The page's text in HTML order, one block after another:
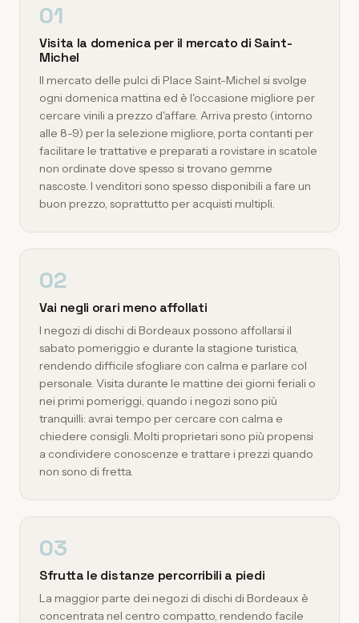
01
Visita la domenica per il mercato di Saint-
Michel
Il mercato delle pulci di Place Saint-Michel si svolge
ogni domenica mattina ed è l'occasione migliore per
cercare vinili a prezzo d'affare. Arriva presto (intorno
alle 8-9) per la selezione migliore, porta contanti per
facilitare le trattative e preparati a rovistare in scatole
non ordinate dove spesso si trovano gemme
nascoste. I venditori sono spesso disponibili a fare un
buon prezzo, soprattutto per acquisti multipli.
02
Vai negli orari meno affollati
I negozi di dischi di Bordeaux possono affollarsi il
sabato pomeriggio e durante la stagione turistica,
rendendo difficile sfogliare con calma e parlare col
personale. Visita durante le mattine dei giorni feriali o
nei primi pomeriggi, quando i negozi sono più
tranquilli: avrai tempo per cercare con calma e
chiedere consigli. Molti proprietari sono più propensi
a condividere conoscenze e trattare i prezzi quando
non sono di fretta.
03
Sfrutta le distanze percorribili a piedi
La maggior parte dei negozi di dischi di Bordeaux è
concentrata nel centro compatto, rendendo facile